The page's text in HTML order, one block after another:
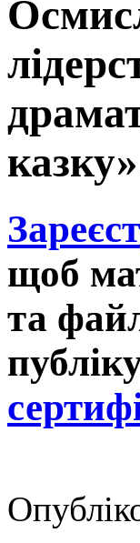
щоб
та